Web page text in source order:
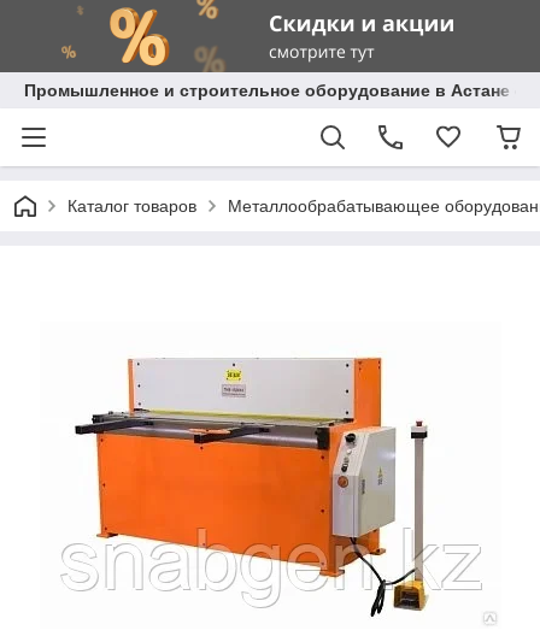
Промышленное и строительное оборудование в Астане с
Каталог товаров Металлообрабатывающее